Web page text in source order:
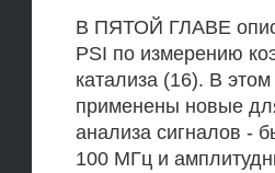
В ПЯТОЙ ГЛАВЕ
PSI по измерению
катализа (16). В
применены новые
анализа сигналов -
100 МГц и